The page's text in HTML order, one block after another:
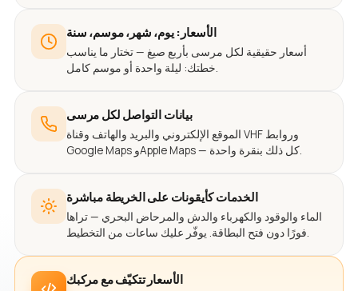
الأسعار: يوم، شهر، موسم، سنة
أسعار حقيقية لكل مرسى بأربع صيغ — تختار ما يناسب
خطتك: ليلة واحدة أو موسم كامل.
بيانات التواصل لكل مرسى
الموقع الإلكتروني والبريد والهاتف وقناة VHF وروابط
Google Maps وApple Maps — كل ذلك بنقرة واحدة.
الخدمات كأيقونات على الخريطة مباشرة
الماء والوقود والكهرباء والدش والمرحاض البحري — تراها
فورًا دون فتح البطاقة. يوفّر عليك ساعات من التخطيط.
الأسعار تتكيّف مع مركبك